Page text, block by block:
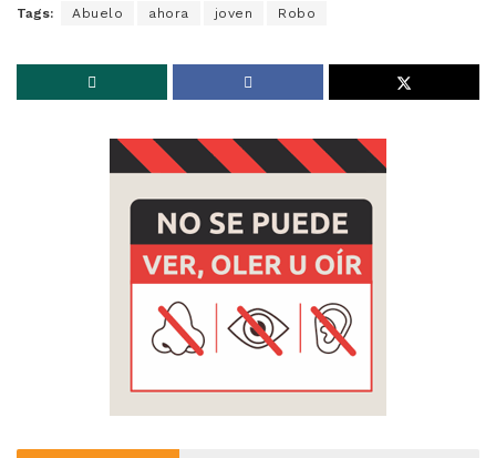
Tags: Abuelo ahora joven Robo